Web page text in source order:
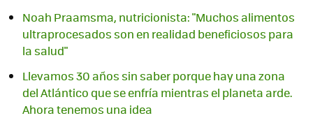
Noah Praamsma, nutricionista: "Muchos alimentos
ultraprocesados son en realidad beneficiosos para
la salud"
Llevamos 30 años sin saber porque hay una zona
del Atlántico que se enfría mientras el planeta arde.
Ahora tenemos una idea